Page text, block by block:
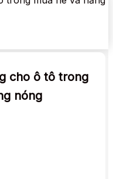
cho ô tô trong
nóng